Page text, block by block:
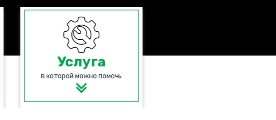
Услуга
в которой можно помочь